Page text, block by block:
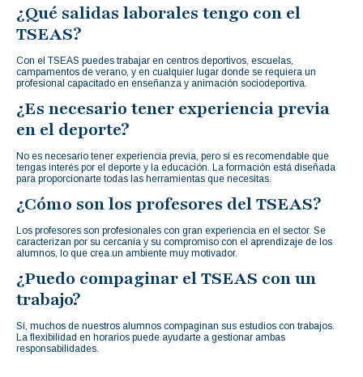
¿Qué salidas laborales tengo con el
TSEAS?
Con el TSEAS puedes trabajar en centros deportivos, escuelas,
campamentos de verano, y en cualquier lugar donde se requiera un
profesional capacitado en enseñanza y animación sociodeportiva.
¿Es necesario tener experiencia previa
en el deporte?
No es necesario tener experiencia previa, pero sí es recomendable que
tengas interés por el deporte y la educación. La formación está diseñada
para proporcionarte todas las herramientas que necesitas.
¿Cómo son los profesores del TSEAS?
Los profesores son profesionales con gran experiencia en el sector. Se
caracterizan por su cercanía y su compromiso con el aprendizaje de los
alumnos, lo que crea un ambiente muy motivador.
¿Puedo compaginar el TSEAS con un
trabajo?
Sí, muchos de nuestros alumnos compaginan sus estudios con trabajos.
La flexibilidad en horarios puede ayudarte a gestionar ambas
responsabilidades.